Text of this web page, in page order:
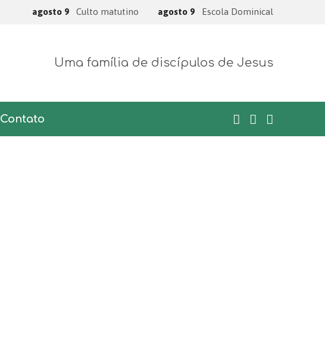
agosto 9 Culto matutino agosto 9 Escola Dominical
Uma família de discípulos de Jesus
Contato